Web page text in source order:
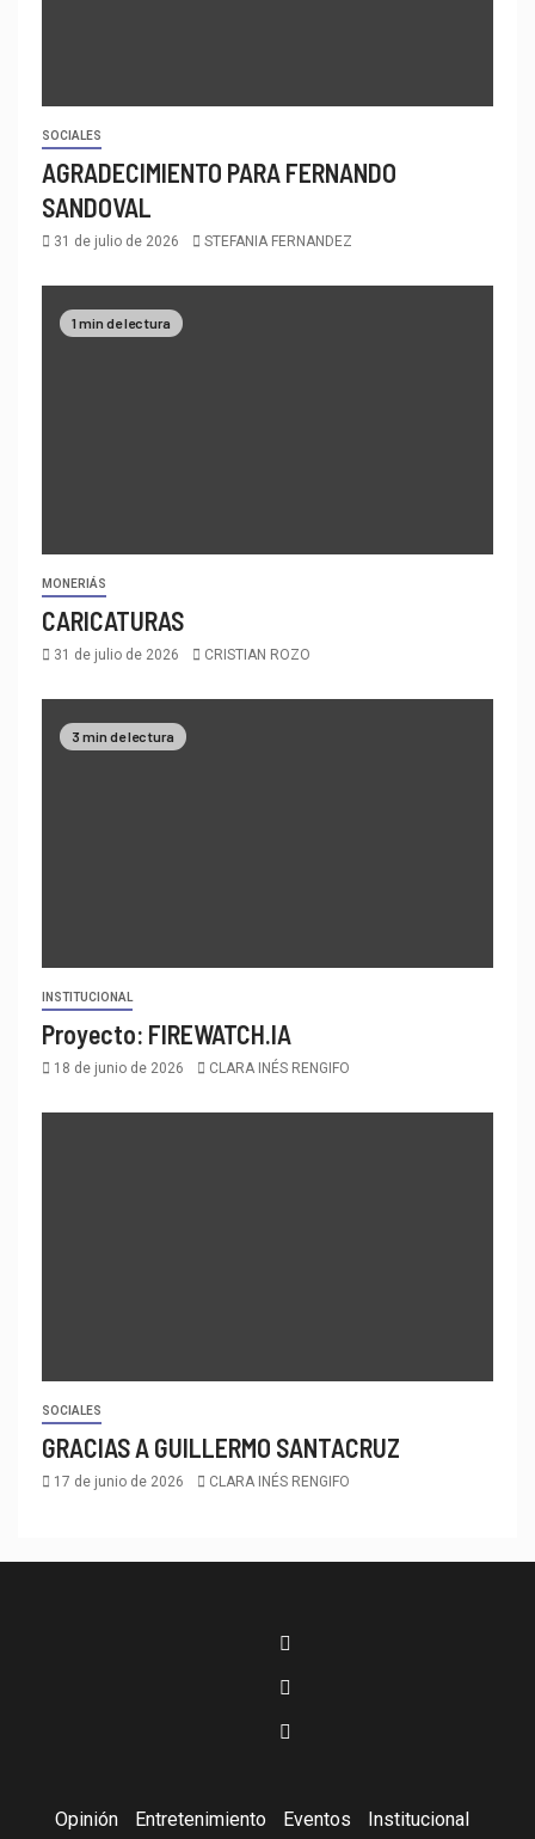
SOCIALES
AGRADECIMIENTO PARA FERNANDO
SANDOVAL
31 de julio de 2026 STEFANIA FERNANDEZ
1 min de lectura
MONERIÁS
CARICATURAS
31 de julio de 2026 CRISTIAN ROZO
3 min de lectura
INSTITUCIONAL
Proyecto: FIREWATCH.IA
18 de junio de 2026 CLARA INÉS RENGIFO
SOCIALES
GRACIAS A GUILLERMO SANTACRUZ
17 de junio de 2026 CLARA INÉS RENGIFO
Opinión Entretenimiento Eventos Institucional